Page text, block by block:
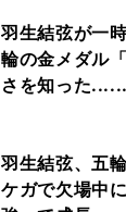
羽生結弦が一
輪の金メダル
さを知った......
羽生結弦、五
ケガで欠場中